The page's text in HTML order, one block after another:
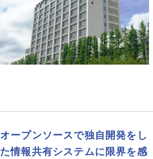
オープンソースで独自開発をし
た情報共有システムに限界を感